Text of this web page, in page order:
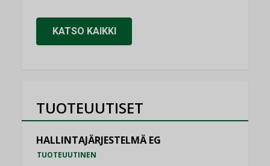
KATSO KAIKKI
TUOTEUUTISET
HALLINTAJÄRJESTELMÄ EG
TUOTEUUTINEN